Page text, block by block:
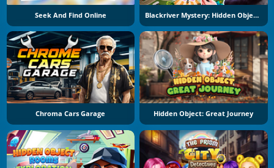
Seek And Find Online Blackriver Mystery: Hidden Objects
Chroma Cars Garage Hidden Object: Great Journey